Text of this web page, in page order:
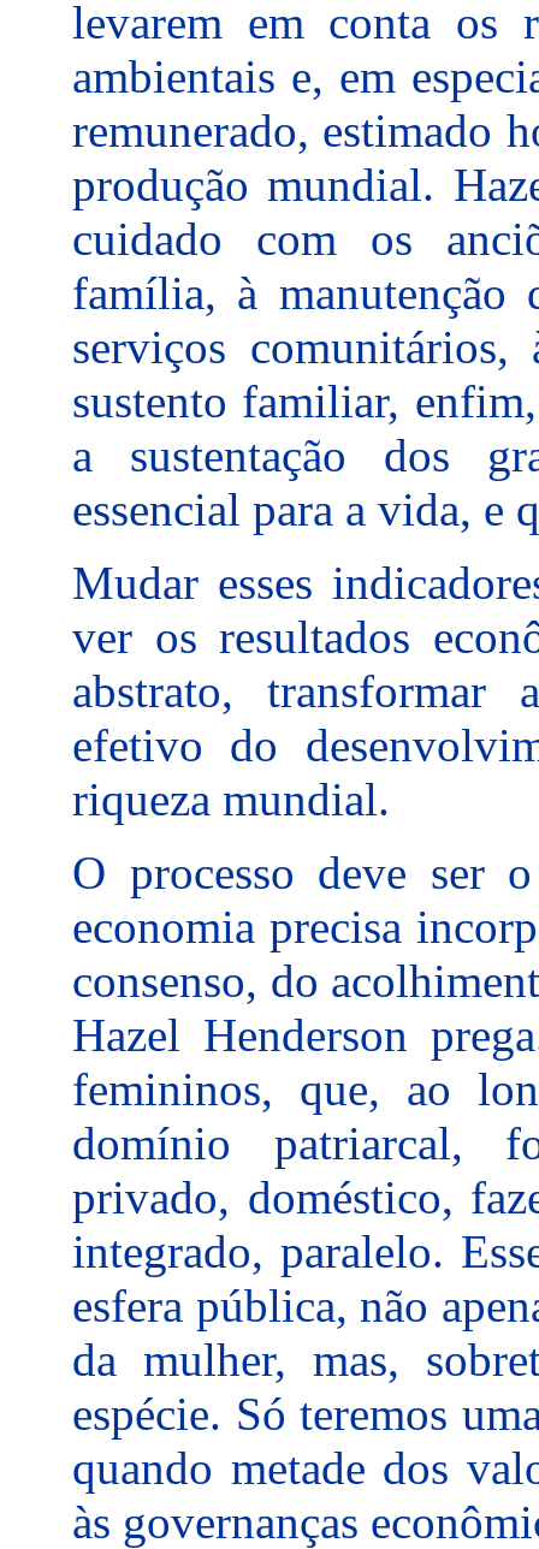
levarem em conta os
ambientais e, em
remunerado, estimado
produção mundial.
cuidado com os
família, à manutenção
serviços
sustento familiar,
a sustentação dos
essencial para a vida, e
Mudar esses
ver os resultados
abstrato, transformar
efetivo do
riqueza mundial.
O processo deve ser
economia precisa
consenso, do
Hazel Henderson
femininos, que, ao
domínio patriarcal,
privado, doméstico,
integrado, paralelo.
esfera pública, não
da mulher, mas,
espécie. Só teremos
quando metade dos
às governanças